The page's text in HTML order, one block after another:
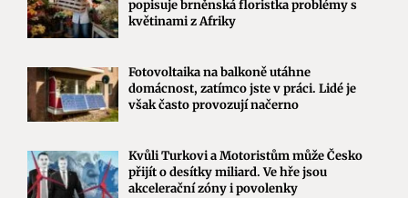
popisuje brněnská floristka problémy s
květinami z Afriky
Fotovoltaika na balkoně utáhne
domácnost, zatímco jste v práci. Lidé je
však často provozují načerno
Kvůli Turkovi a Motoristům může Česko
přijít o desítky miliard. Ve hře jsou
akcelerační zóny i povolenky